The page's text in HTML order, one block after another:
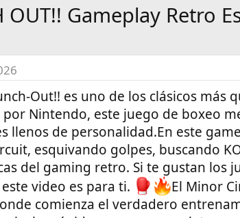
OUT!! Gameplay Retro
Out!! es uno de los clásicos
por Nintendo, este juego de boxeo
llenos de personalidad.En este
esquivando golpes, buscando
del gaming retro. Si te gustan los
video es para ti.
El Minor
comienza el verdadero